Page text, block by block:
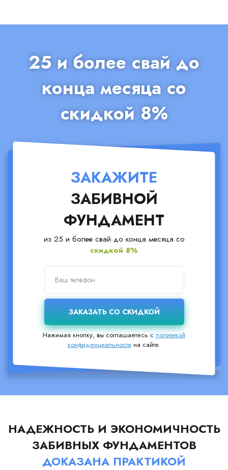
25 и более свай до
конца месяца со
скидкой 8%
ЗАКАЖИТЕ
ЗАБИВНОЙ
ФУНДАМЕНТ
из 25 и более свай до конца месяца со
скидкой 8%
Нажимая кнопку, вы соглашаетесь сполитикой
конфиденциальности на сайте.
НАДЕЖНОСТЬ И ЭКОНОМИЧНОСТЬ
ЗАБИВНЫХ ФУНДАМЕНТОВ
ДОКАЗАНА ПРАКТИКОЙ